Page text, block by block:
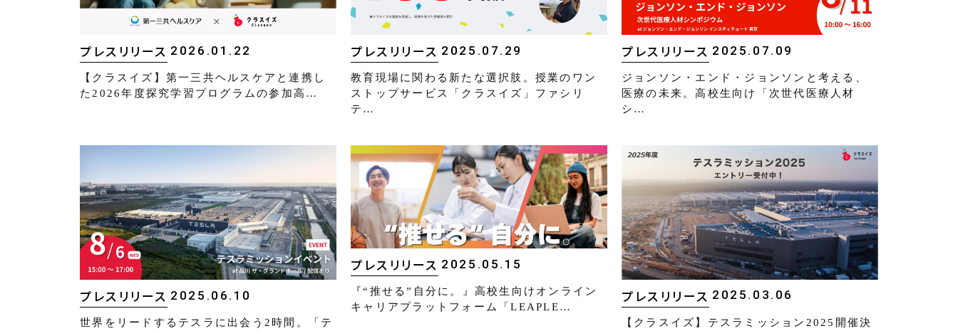
プレスリリース 2026.01.22
【クラスイズ】第一三共ヘルスケアと連携し
た2026年度探究学習プログラムの参加高…
プレスリリース 2025.07.29
教育現場に関わる新たな選択肢。授業のワン
ストップサービス「クラスイズ」ファシリ
テ…
プレスリリース 2025.07.09
ジョンソン・エンド・ジョンソンと考える、
医療の未来。高校生向け「次世代医療人材
シ…
プレスリリース 2025.06.10
世界をリードするテスラに出会う2時間。「テ
プレスリリース 2025.05.15
『“推せる”自分に。』高校生向けオンライン
キャリアプラットフォーム「LEAPLE…
プレスリリース 2025.03.06
【クラスイズ】テスラミッション2025開催決